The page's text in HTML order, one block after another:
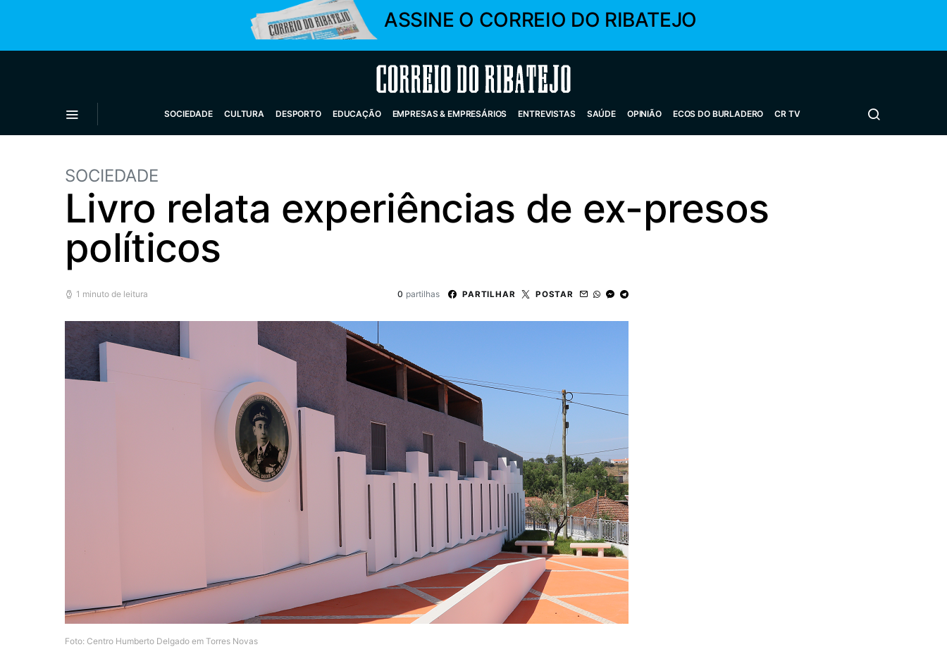
ASSINE O CORREIO DO RIBATEJO
Correio do Ribatejo
SOCIEDADE CULTURA DESPORTO EDUCAÇÃO EMPRESAS & EMPRESÁRIOS ENTREVISTAS SAÚDE OPINIÃO ECOS DO BURLADERO CR TV
SOCIEDADE
Livro relata experiências de ex-presos
políticos
1 minuto de leitura 0 partilhas PARTILHAR POSTAR
Foto: Centro Humberto Delgado em Torres Novas